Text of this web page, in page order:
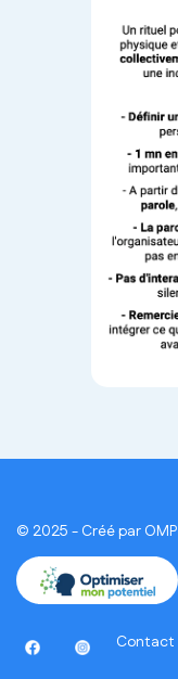
© 2025 - Créé par OMP
Contact